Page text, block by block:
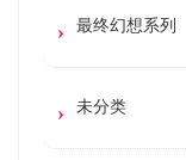
最终幻想系列
未分类